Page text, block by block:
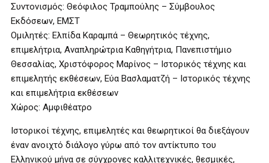
Συντονισμός: Θεόφιλος Τραμπούλης – Σύμβουλος
Εκδόσεων, ΕΜΣΤ
Ομιλητές: Ελπίδα Καραμπά – Θεωρητικός τέχνης,
επιμελήτρια, Αναπληρώτρια Καθηγήτρια, Πανεπιστήμιο
Θεσσαλίας, Χριστόφορος Μαρίνος – Ιστορικός τέχνης και
επιμελητής εκθέσεων, Εύα Βασλαματζή – Ιστορικός τέχνης
και επιμελήτρια εκθέσεων
Χώρος: Αμφιθέατρο
Ιστορικοί τέχνης, επιμελητές και θεωρητικοί θα διεξάγουν
έναν ανοιχτό διάλογο γύρω από τον αντίκτυπο του
Ελληνικού μήνα σε σύγχρονες καλλιτεχνικές, θεσμικές,